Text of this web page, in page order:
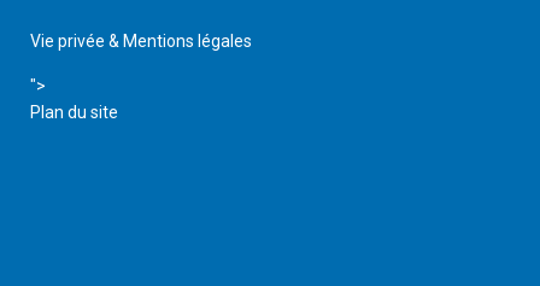
Vie privée & Mentions légales
">
Plan du site